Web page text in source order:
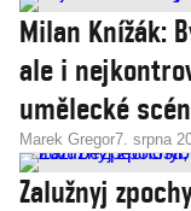
Milan Knížák:
ale i
umělecké
Marek Gregor7. srpna
Zalužnyj